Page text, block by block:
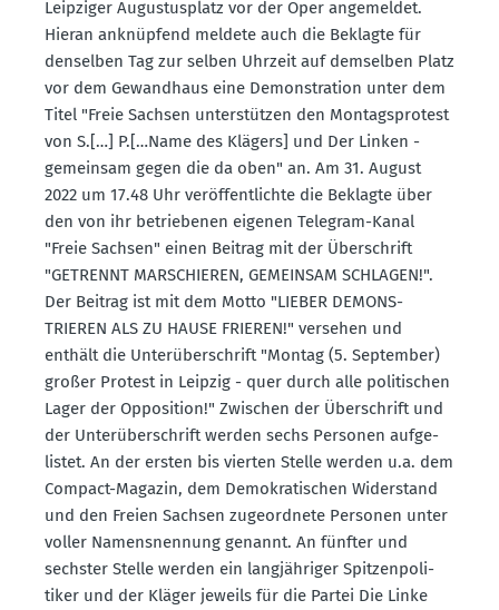
Leipziger Augus­tus­platz vor der Oper angemeldet.
Hieran anknüpfend meldete auch die Beklagte für
denselben Tag zur selben Uhrzeit auf demselben Platz
vor dem Gewandhaus eine Demons­tration unter dem
Titel "Freie Sachsen unter­stützen den Montags­protest
von S.[…] P.[…Name des Klägers] und Der Linken -
gemeinsam gegen die da oben" an. Am 31. August
2022 um 17.48 Uhr veröf­fent­lichte die Beklagte über
den von ihr betrie­benen eigenen Telegram-Kanal
"Freie Sachsen" einen Beitrag mit der Überschrift
"GETRENNT MARSCHIEREN, GEMEINSAM SCHLAGEN!".
Der Beitrag ist mit dem Motto "LIEBER DEMONS­
TRIEREN ALS ZU HAUSE FRIEREN!" versehen und
enthält die Unter­über­schrift "Montag (5. September)
großer Protest in Leipzig - quer durch alle politi­schen
Lager der Opposition!" Zwischen der Überschrift und
der Unter­über­schrift werden sechs Personen aufge­
listet. An der ersten bis vierten Stelle werden u.a. dem
Compact-Magazin, dem Demokra­ti­schen Wider­stand
und den Freien Sachsen zugeordnete Personen unter
voller Namens­nennung genannt. An fünfter und
sechster Stelle werden ein langjäh­riger Spitzen­po­li­
tiker und der Kläger jeweils für die Partei Die Linke